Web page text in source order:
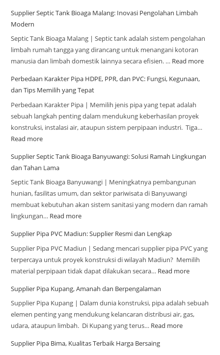
Supplier Septic Tank Bioaga Malang: Inovasi Pengolahan Limbah
Modern
Septic Tank Bioaga Malang | Septic tank adalah sistem pengolahan
limbah rumah tangga yang dirancang untuk menangani kotoran
manusia dan limbah domestik lainnya secara efisien. … Read more
Perbedaan Karakter Pipa HDPE, PPR, dan PVC: Fungsi, Kegunaan,
dan Tips Memilih yang Tepat
Perbedaan Karakter Pipa | Memilih jenis pipa yang tepat adalah
sebuah langkah penting dalam mendukung keberhasilan proyek
konstruksi, instalasi air, ataupun sistem perpipaan industri. Tiga…
Read more
Supplier Septic Tank Bioaga Banyuwangi: Solusi Ramah Lingkungan
dan Tahan Lama
Septic Tank Bioaga Banyuwangi | Meningkatnya pembangunan
hunian, fasilitas umum, dan sektor pariwisata di Banyuwangi
membuat kebutuhan akan sistem sanitasi yang modern dan ramah
lingkungan… Read more
Supplier Pipa PVC Madiun: Supplier Resmi dan Lengkap
Supplier Pipa PVC Madiun | Sedang mencari supplier pipa PVC yang
terpercaya untuk proyek konstruksi di wilayah Madiun? Memilih
material perpipaan tidak dapat dilakukan secara… Read more
Supplier Pipa Kupang, Amanah dan Berpengalaman
Supplier Pipa Kupang | Dalam dunia konstruksi, pipa adalah sebuah
elemen penting yang mendukung kelancaran distribusi air, gas,
udara, ataupun limbah. Di Kupang yang terus… Read more
Supplier Pipa Bima, Kualitas Terbaik Harga Bersaing